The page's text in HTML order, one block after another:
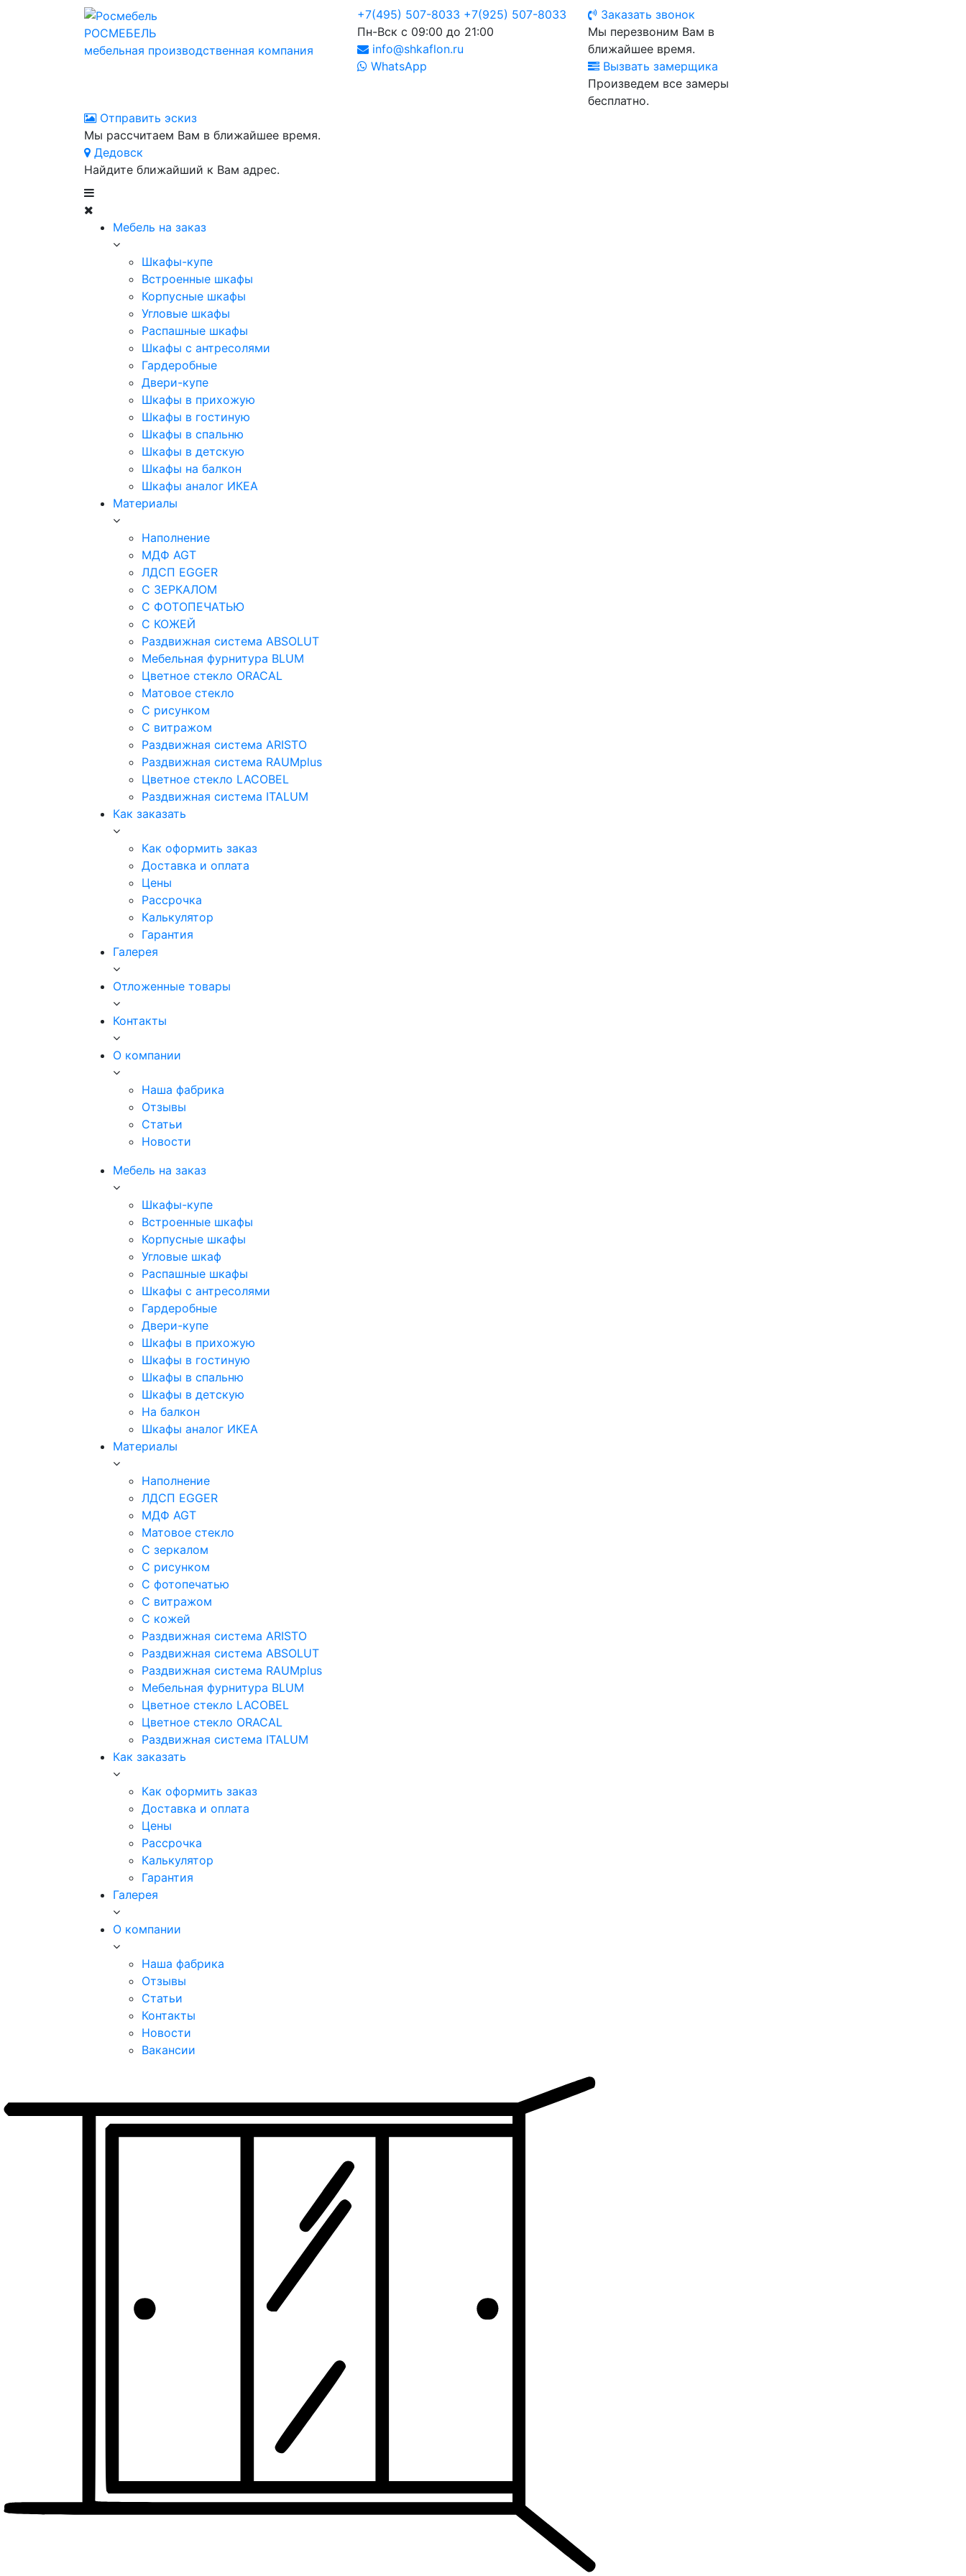
РОСМЕБЕЛЬ
мебельная производственная компания
+7(495) 507-8033 +7(925) 507-8033
Пн-Вск с 09:00 до 21:00
info@shkaflon.ru
WhatsApp
Заказать звонок
Мы перезвоним Вам в
ближайшее время.
Вызвать замерщика
Произведем все замеры
бесплатно.
Отправить эскиз
Мы рассчитаем Вам в ближайшее время.
Дедовск
Найдите ближайший к Вам адрес.
Мебель на заказ
Шкафы-купе
Встроенные шкафы
Корпусные шкафы
Угловые шкафы
Распашные шкафы
Шкафы с антресолями
Гардеробные
Двери-купе
Шкафы в прихожую
Шкафы в гостиную
Шкафы в спальню
Шкафы в детскую
Шкафы на балкон
Шкафы аналог ИКЕА
Материалы
Наполнение
МДФ AGT
ЛДСП EGGER
С ЗЕРКАЛОМ
С ФОТОПЕЧАТЬЮ
С КОЖЕЙ
Раздвижная система ABSOLUT
Мебельная фурнитура BLUM
Цветное стекло ORACAL
Матовое стекло
C рисунком
C витражом
Раздвижная система ARISTO
Раздвижная система RAUMplus
Цветное стекло LACOBEL
Раздвижная система ITALUM
Как заказать
Как оформить заказ
Доставка и оплата
Цены
Рассрочка
Калькулятор
Гарантия
Галерея
Отложенные товары
Контакты
О компании
Наша фабрика
Отзывы
Статьи
Новости
Мебель на заказ
Шкафы-купе
Встроенные шкафы
Корпусные шкафы
Угловые шкаф
Распашные шкафы
Шкафы с антресолями
Гардеробные
Двери-купе
Шкафы в прихожую
Шкафы в гостиную
Шкафы в спальню
Шкафы в детскую
На балкон
Шкафы аналог ИКЕА
Материалы
Наполнение
ЛДСП EGGER
МДФ AGT
Матовое стекло
С зеркалом
С рисунком
С фотопечатью
С витражом
С кожей
Раздвижная система ARISTO
Раздвижная система ABSOLUT
Раздвижная система RAUMplus
Мебельная фурнитура BLUM
Цветное стекло LACOBEL
Цветное стекло ORACAL
Раздвижная система ITALUM
Как заказать
Как оформить заказ
Доставка и оплата
Цены
Рассрочка
Калькулятор
Гарантия
Галерея
О компании
Наша фабрика
Отзывы
Статьи
Контакты
Новости
Вакансии